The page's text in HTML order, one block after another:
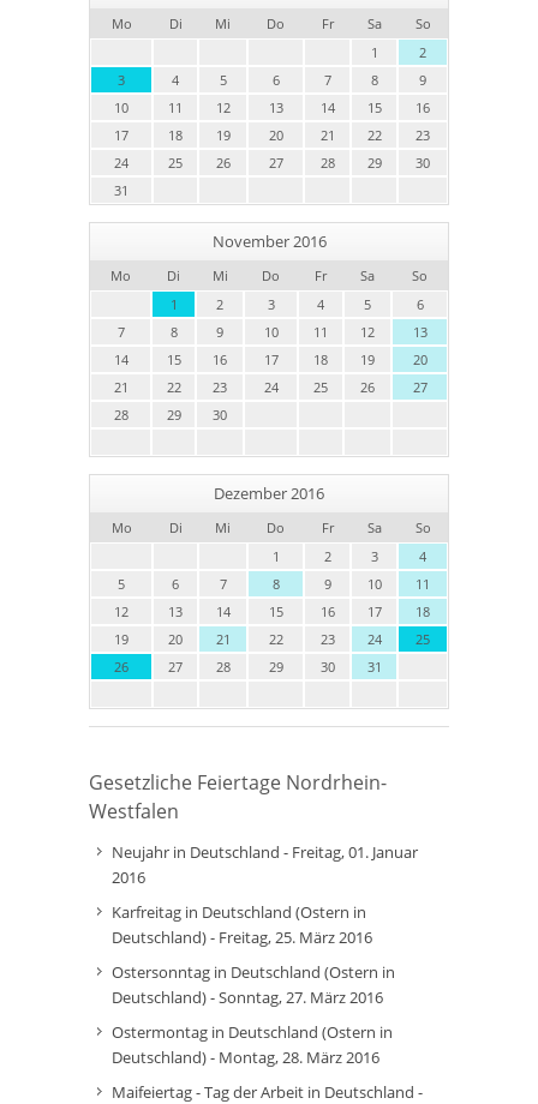
Mo Di Mi Do Fr Sa
So
1
2
3
4 5 6 7 8
9
10
11 12 13 14 15
16
17
18 19 20 21 22
23
24
25 26 27 28 29
30
31
November 2016
Mo Di Mi Do Fr Sa
So
1
2 3 4 5
6
7
8 9 10 11 12
13
14
15 16 17 18 19
20
21
22 23 24 25 26
27
28
29 30
Dezember 2016
Mo Di Mi Do Fr Sa
So
1
2 3
4
5
6 7 8 9 10
11
12
13 14 15 16 17
18
19
20 21 22 23 24
25
26
27 28 29 30 31
Gesetzliche Feiertage Nordrhein-
Westfalen
Neujahr in Deutschland - Freitag, 01. Januar
2016
Karfreitag in Deutschland (Ostern in
Deutschland) - Freitag, 25. März 2016
Ostersonntag in Deutschland (Ostern in
Deutschland) - Sonntag, 27. März 2016
Ostermontag in Deutschland (Ostern in
Deutschland) - Montag, 28. März 2016
Maifeiertag - Tag der Arbeit in Deutschland -